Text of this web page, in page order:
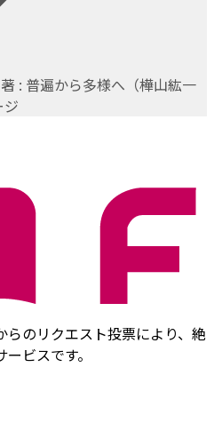
: 普遍から多様へ（樺山紘一
ジ
のリクエスト投票により、絶
ビスです。